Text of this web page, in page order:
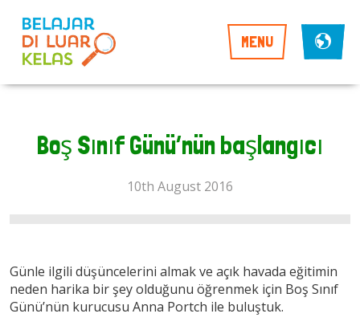
MENU
Boş Sınıf Günü’nün başlangıcı
10th August 2016
Günle ilgili düşüncelerini almak ve açık havada eğitimin
neden harika bir şey olduğunu öğrenmek için Boş Sınıf
Günü’nün kurucusu Anna Portch ile buluştuk.